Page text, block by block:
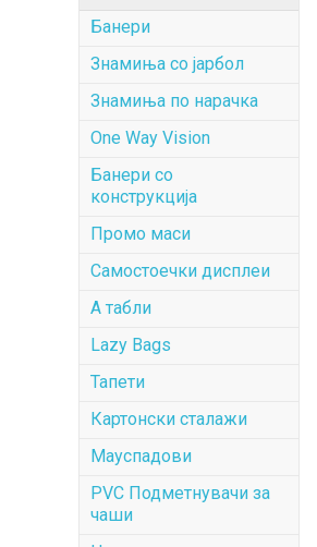
Банери
Знамиња со јарбол
Знамиња по нарачка
One Way Vision
Банери со
конструкција
Промо маси
Самостоечки дисплеи
А табли
Lazy Bags
Тапети
Картонски сталажи
Мауспадови
PVC Подметнувачи за
чаши